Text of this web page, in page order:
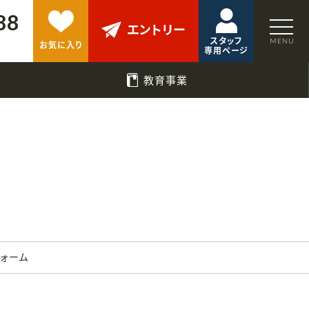
お気に入り
エントリー
スタッフ
専用ページ
教育事業
ーム